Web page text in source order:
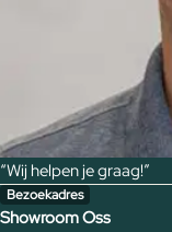
“Wij helpen je graag!”
Bezoekadres
Showroom Oss